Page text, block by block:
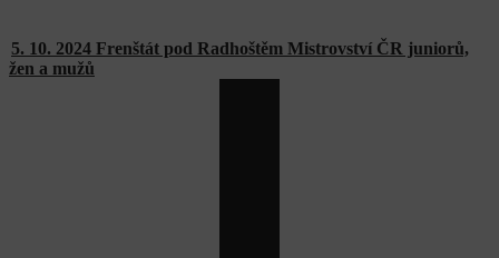
5. 10. 2024 Frenštát pod Radhoštěm Mistrovství ČR juniorů,
žen a mužů